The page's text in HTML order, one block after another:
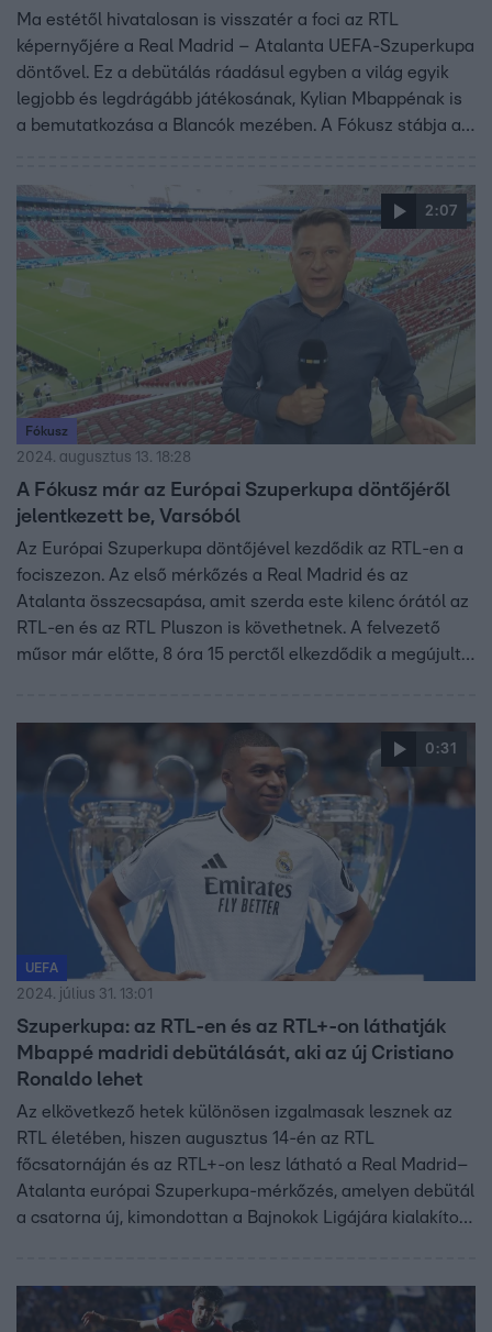
Ma estétől hivatalosan is visszatér a foci az RTL
képernyőjére a Real Madrid – Atalanta UEFA-Szuperkupa
döntővel. Ez a debütálás ráadásul egyben a világ egyik
legjobb és legdrágább játékosának, Kylian Mbappénak is
a bemutatkozása a Blancók mezében. A Fókusz stábja a
Gárda edzője, Carlo Ancelotti válaszolt a kérdéseinkre.
2:07
Fókusz
2024. augusztus 13. 18:28
A Fókusz már az Európai Szuperkupa döntőjéről
jelentkezett be, Varsóból
Az Európai Szuperkupa döntőjével kezdődik az RTL-en a
fociszezon. Az első mérkőzés a Real Madrid és az
Atalanta összecsapása, amit szerda este kilenc órától az
RTL-en és az RTL Pluszon is követhetnek. A felvezető
műsor már előtte, 8 óra 15 perctől elkezdődik a megújult
0:31
UEFA
2024. július 31. 13:01
Szuperkupa: az RTL-en és az RTL+-on láthatják
Mbappé madridi debütálását, aki az új Cristiano
Ronaldo lehet
Az elkövetkező hetek különösen izgalmasak lesznek az
RTL életében, hiszen augusztus 14-én az RTL
főcsatornáján és az RTL+-on lesz látható a Real Madrid–
Atalanta európai Szuperkupa-mérkőzés, amelyen debütál
a csatorna új, kimondottan a Bajnokok Ligájára kialakított
Szuperkupa-meccs beharangozását, akiket az
elkövetkező években gyakran fognak látni-hallani a BL-